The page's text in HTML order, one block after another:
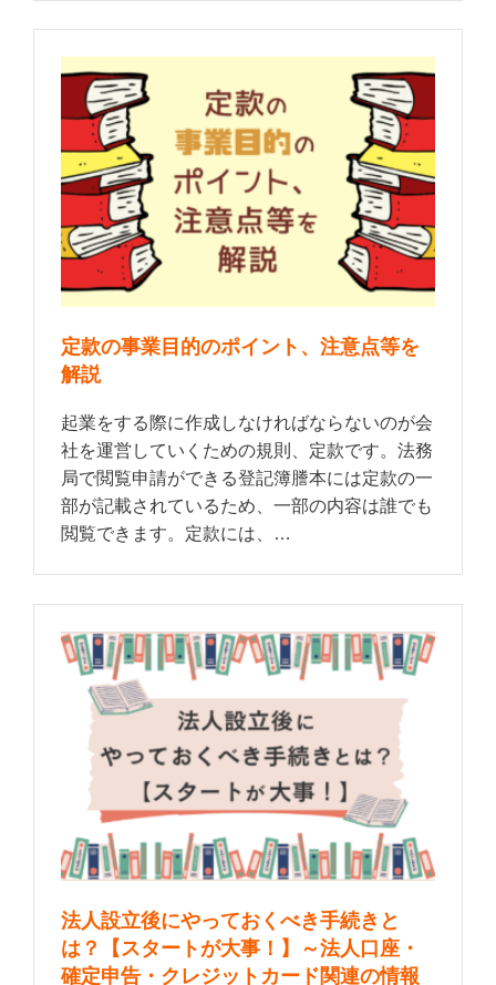
定款の事業目的のポイント、注意点等を
解説
起業をする際に作成しなければならないのが会
社を運営していくための規則、定款です。法務
局で閲覧申請ができる登記簿謄本には定款の一
部が記載されているため、一部の内容は誰でも
閲覧できます。定款には、…
法人設立後にやっておくべき手続きと
は？【スタートが大事！】～法人口座・
確定申告・クレジットカード関連の情報